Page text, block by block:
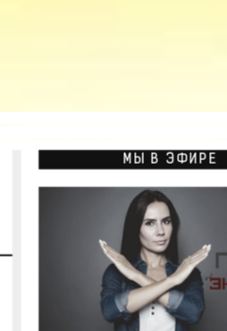
МЫ В ЭФИРЕ